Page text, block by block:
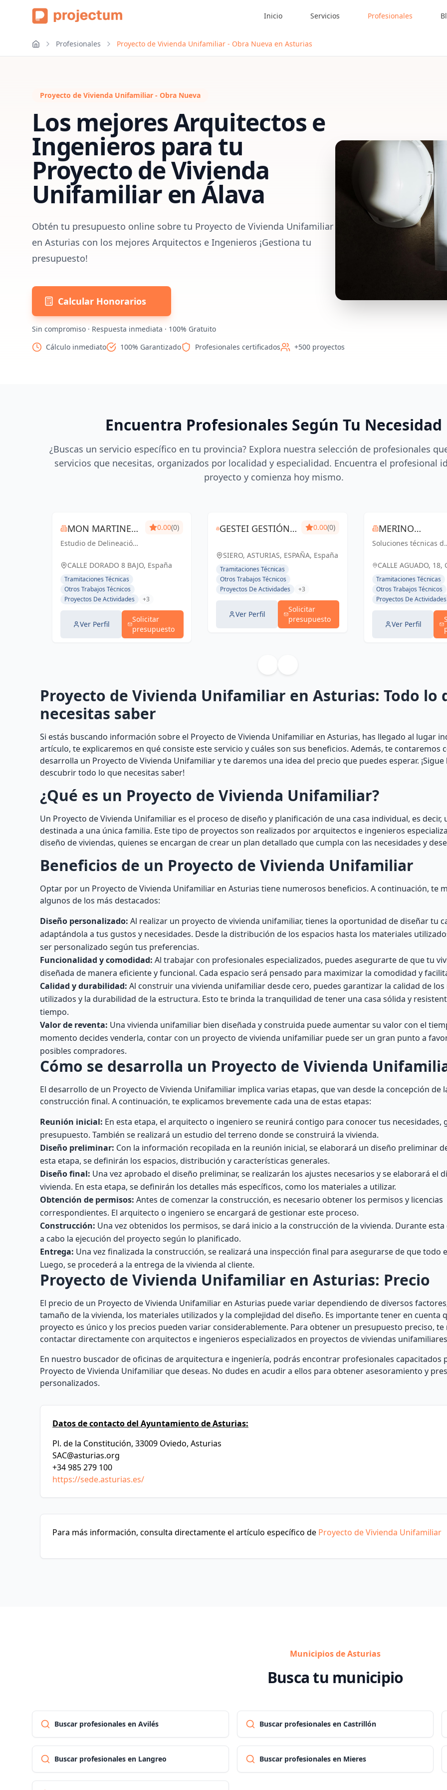
Inicio Servicios Profesionales
Profesionales Proyecto de Vivienda Unifamiliar - Obra Nueva en Asturias
Proyecto de Vivienda Unifamiliar - Obra Nueva
Los mejores Arquitectos e
Ingenieros para tu
Proyecto de Vivienda
UnifamiliarenÁlava
Obtén tu presupuesto online sobre tu Proyecto de Vivienda Unifamiliar
en Asturias con los mejores Arquitectos e Ingenieros ¡Gestiona tu
presupuesto!
Calcular Honorarios
Sin compromiso · Respuesta inmediata · 100% Gratuito
Cálculo inmediato
100% Garantizado Profesionales certificados +500 proyectos
Encuentra Profesionales Según Tu Necesidad
¿Buscas un servicio específico en tu provincia? Explora nuestra selección de profesionales
servicios que necesitas, organizados por localidad y especialidad. Encuentra el profesional
proyecto y comienza hoy mismo.
MON MARTINEZ
S.C.
Estudio de Delineación
cuenta con una amplia
25 años de experiencia.
Entendemos nuestro
trabajo, como parte
trabajo...
0.00(0)
CALLE DORADO 8 BAJO, España
Tramitaciones Técnicas
Otros Trabajos Técnicos
Proyectos De Actividades
+3
Ver Perfil
Solicitar
presupuesto
GESTEI GESTIÓN
INGENIERÍA
0.00(0)
SIERO, ASTURIAS, ESPAÑA, España
Tramitaciones Técnicas
Otros Trabajos Técnicos
Proyectos De Actividades
+3
Ver Perfil
Solicitar
presupuesto
MERINO
INGENIEROS
Soluciones técnicas de
arquitectura que
Calidad, innovación y
compromiso en cada
proyecto.
CALLE AGUADO, 18,
ESPAÑA, España
Tramitaciones Técnicas
Otros Trabajos Técnicos
Proyectos De Actividades
Ver Perfil
Proyecto de Vivienda Unifamiliar en Asturias: Todo lo
necesitas saber
Si estás buscando información sobre el Proyecto de Vivienda Unifamiliar en Asturias, has llegado al lugar
artículo, te explicaremos en qué consiste este servicio y cuáles son sus beneficios. Además, te contaremos
desarrolla un Proyecto de Vivienda Unifamiliar y te daremos una idea del precio que puedes esperar. ¡Sigue
descubrir todo lo que necesitas saber!
¿Qué es un Proyecto de Vivienda Unifamiliar?
Un Proyecto de Vivienda Unifamiliar es el proceso de diseño y planificación de una casa individual, es decir,
destinada a una única familia. Este tipo de proyectos son realizados por arquitectos e ingenieros
diseño de viviendas, quienes se encargan de crear un plan detallado que cumpla con las necesidades y
Beneficios de un Proyecto de Vivienda Unifamiliar
Optar por un Proyecto de Vivienda Unifamiliar en Asturias tiene numerosos beneficios. A continuación, te
algunos de los más destacados:
Diseño personalizado: Al realizar un proyecto de vivienda unifamiliar, tienes la oportunidad de diseñar tu
adaptándola a tus gustos y necesidades. Desde la distribución de los espacios hasta los materiales
ser personalizado según tus preferencias.
Funcionalidad y comodidad: Al trabajar con profesionales especializados, puedes asegurarte de que tu
diseñada de manera eficiente y funcional. Cada espacio será pensado para maximizar la comodidad y
Calidad y durabilidad: Al construir una vivienda unifamiliar desde cero, puedes garantizar la calidad de los
utilizados y la durabilidad de la estructura. Esto te brinda la tranquilidad de tener una casa sólida y
tiempo.
Valor de reventa: Una vivienda unifamiliar bien diseñada y construida puede aumentar su valor con el
momento decides venderla, contar con un proyecto de vivienda unifamiliar puede ser un gran punto a
posibles compradores.
Cómo se desarrolla un Proyecto de Vivienda
El desarrollo de un Proyecto de Vivienda Unifamiliar implica varias etapas, que van desde la concepción de
construcción final. A continuación, te explicamos brevemente cada una de estas etapas:
Reunión inicial: En esta etapa, el arquitecto o ingeniero se reunirá contigo para conocer tus necesidades,
presupuesto. También se realizará un estudio del terreno donde se construirá la vivienda.
Diseño preliminar: Con la información recopilada en la reunión inicial, se elaborará un diseño preliminar
esta etapa, se definirán los espacios, distribución y características generales.
Diseño final: Una vez aprobado el diseño preliminar, se realizarán los ajustes necesarios y se elaborará el
vivienda. En esta etapa, se definirán los detalles más específicos, como los materiales a utilizar.
Obtención de permisos: Antes de comenzar la construcción, es necesario obtener los permisos y licencias
correspondientes. El arquitecto o ingeniero se encargará de gestionar este proceso.
Construcción: Una vez obtenidos los permisos, se dará inicio a la construcción de la vivienda. Durante esta
a cabo la ejecución del proyecto según lo planificado.
Entrega: Una vez finalizada la construcción, se realizará una inspección final para asegurarse de que todo
Luego, se procederá a la entrega de la vivienda al cliente.
Proyecto de Vivienda Unifamiliar en Asturias: Precio
El precio de un Proyecto de Vivienda Unifamiliar en Asturias puede variar dependiendo de diversos
tamaño de la vivienda, los materiales utilizados y la complejidad del diseño. Es importante tener en cuenta
proyecto es único y los precios pueden variar considerablemente. Para obtener un presupuesto preciso,
contactar directamente con arquitectos e ingenieros especializados en proyectos de viviendas
En nuestro buscador de oficinas de arquitectura e ingeniería, podrás encontrar profesionales capacitados
Proyecto de Vivienda Unifamiliar que deseas. No dudes en acudir a ellos para obtener asesoramiento y
personalizados.
Datos de contacto del Ayuntamiento de Asturias:
Pl. de la Constitución, 33009 Oviedo, Asturias
SAC@asturias.org
+34 985 279 100
https://sede.asturias.es/
Para más información, consulta directamente el artículo específico de Proyecto de Vivienda Unifamiliar
Municipios de Asturias
Busca tu municipio
Buscar profesionales en Avilés Buscar profesionales en Castrillón
Buscar profesionales en Langreo Buscar profesionales en Mieres